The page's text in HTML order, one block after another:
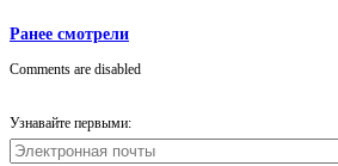
Ранее смотрели
Comments are disabled
Узнавайте первыми: